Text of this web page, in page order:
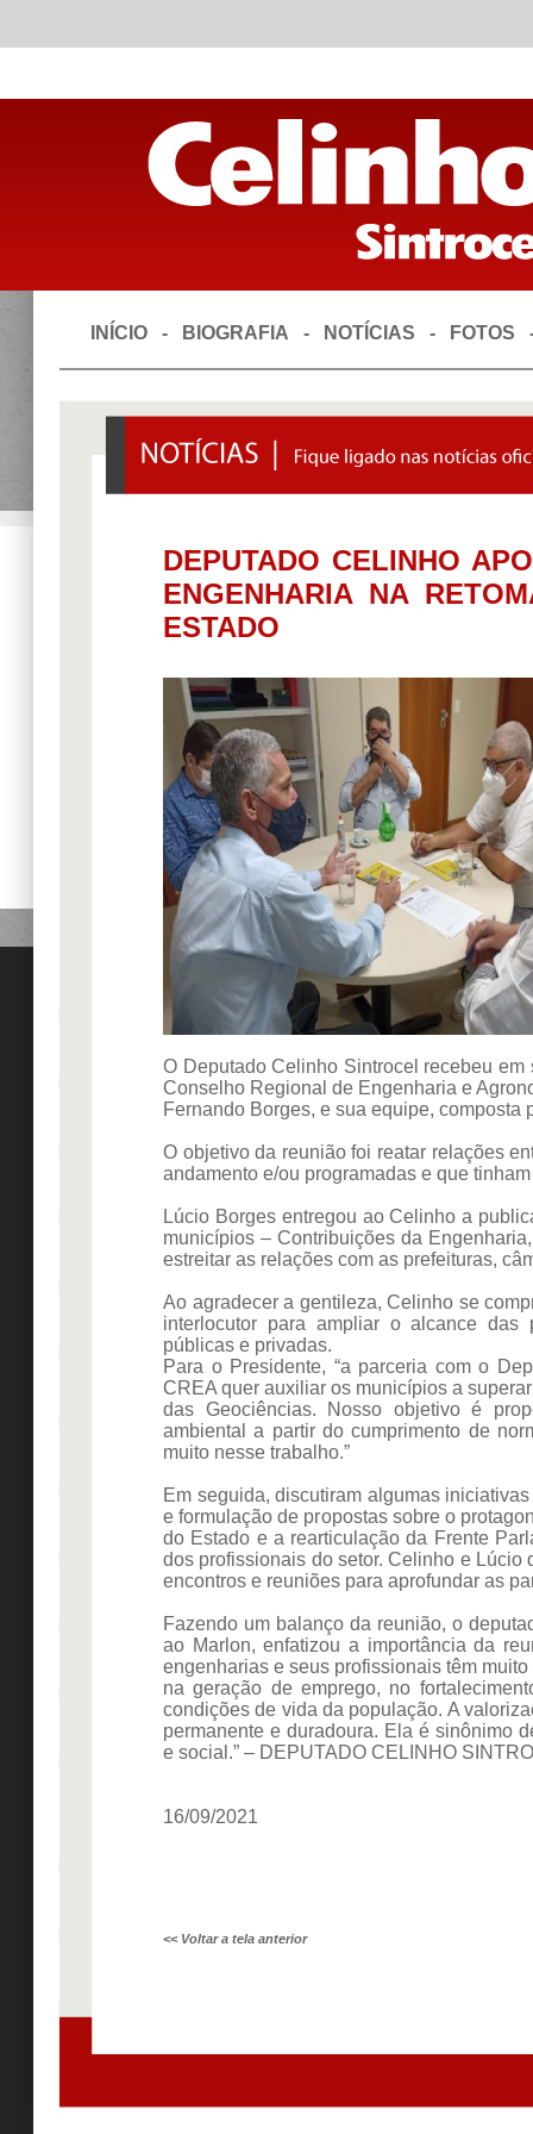
INÍCIO - BIOGRAFIA - NOTÍCIAS - FOTOS
DEPUTADO CELINHO
ENGENHARIA NA
ESTADO
O Deputado Celinho Sintrocel recebeu
Conselho Regional de Engenharia e
Fernando Borges, e sua equipe,
O objetivo da reunião foi reatar relações
andamento e/ou programadas e que
Lúcio Borges entregou ao Celinho a
municípios – Contribuições da
estreitar as relações com as prefeituras,
Ao agradecer a gentileza, Celinho se
interlocutor para ampliar o alcance das
públicas e privadas.
Para o Presidente, “a parceria com o
CREA quer auxiliar os municípios a
das Geociências. Nosso objetivo é
ambiental a partir do cumprimento de
muito nesse trabalho.”
Em seguida, discutiram algumas
e formulação de propostas sobre o
do Estado e a rearticulação da Frente
dos profissionais do setor. Celinho e
encontros e reuniões para aprofundar as
Fazendo um balanço da reunião, o
ao Marlon, enfatizou a importância da
engenharias e seus profissionais têm
na geração de emprego, no
condições de vida da população. A
permanente e duradoura. Ela é sinônimo
e social.” – DEPUTADO CELINHO
16/09/2021
<< Voltar a tela anterior